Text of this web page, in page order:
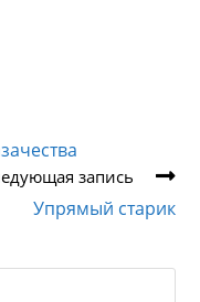
запись
Упрямый старик